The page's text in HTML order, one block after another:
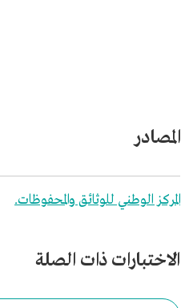
المصادر
المركز الوطني للوثائق والمحفوظات.
الاختبارات ذات الصلة